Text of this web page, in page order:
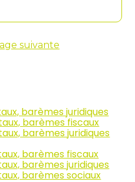
suivante
barèmes juridiques
barèmes fiscaux
barèmes juridiques
barèmes fiscaux
barèmes juridiques
barèmes sociaux